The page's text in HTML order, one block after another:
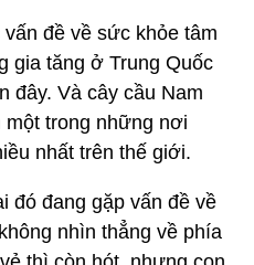
đề về sức khỏe tâm
gia tăng ở Trung Quốc
đây. Và cây cầu Nam
trong những nơi
nhất trên thế giới.
đó đang gặp vấn đề về
nhìn thẳng về phía